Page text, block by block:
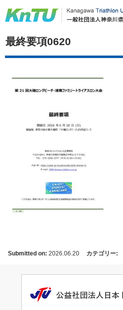
最終要項0620
Submitted on: 2026.06.20 カテゴリー: